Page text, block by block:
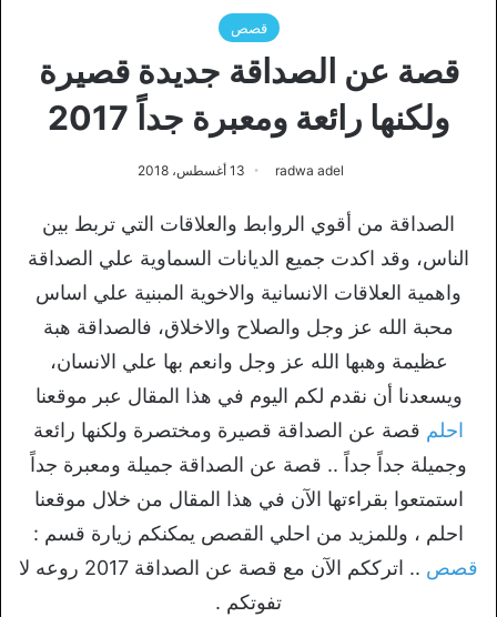
قصص
قصة عن الصداقة جديدة قصيرة
ولكنها رائعة ومعبرة جداً 2017
radwa adel 13 أغسطس، 2018
الصداقة من أقوي الروابط والعلاقات التي تربط بين
الناس، وقد اكدت جميع الديانات السماوية علي الصداقة
واهمية العلاقات الانسانية والاخوية المبنية علي اساس
محبة الله عز وجل والصلاح والاخلاق، فالصداقة هبة
عظيمة وهبها الله عز وجل وانعم بها علي الانسان،
ويسعدنا أن نقدم لكم اليوم في هذا المقال عبر موقعنا
احلم قصة عن الصداقة قصيرة ومختصرة ولكنها رائعة
وجميلة جداً جداً .. قصة عن الصداقة جميلة ومعبرة جداً
استمتعوا بقراءتها الآن في هذا المقال من خلال موقعنا
احلم ، وللمزيد من احلي القصص يمكنكم زيارة قسم :
قصص
.. اترككم الآن مع قصة عن الصداقة 2017 روعه لا
تفوتكم .